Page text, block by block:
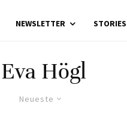
NEWSLETTER STORIES
Eva Högl
Neueste